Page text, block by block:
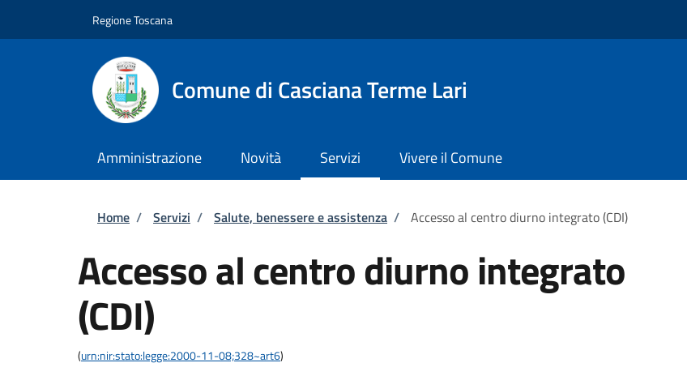
Regione Toscana
Comune di Casciana Terme Lari
Amministrazione Novità Servizi Vivere il Comune
Briciole di pane
Home / Servizi / Salute, benessere e assistenza / Accesso al centro diurno integrato (CDI)
Accesso al centro diurno integrato
(CDI)
(urn:nir:stato:legge:2000-11-08;328~art6)